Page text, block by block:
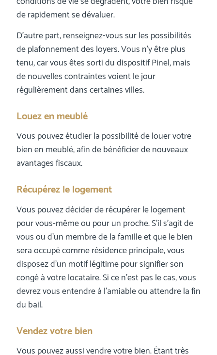
de rapidement se dévaluer.
D’autre part, renseignez-vous sur les possibilités
de plafonnement des loyers. Vous n’y être plus
tenu, car vous êtes sorti du dispositif Pinel, mais
de nouvelles contraintes voient le jour
régulièrement dans certaines villes.
Louez en meublé
Vous pouvez étudier la possibilité de louer votre
bien en meublé, afin de bénéficier de nouveaux
avantages fiscaux.
Récupérez le logement
Vous pouvez décider de récupérer le logement
pour vous-même ou pour un proche. S’il s’agit de
vous ou d’un membre de la famille et que le bien
sera occupé comme résidence principale, vous
disposez d’un motif légitime pour signifier son
congé à votre locataire. Si ce n’est pas le cas, vous
devrez vous entendre à l’amiable ou attendre la fin
du bail.
Vendez votre bien
Vous pouvez aussi vendre votre bien. Étant très